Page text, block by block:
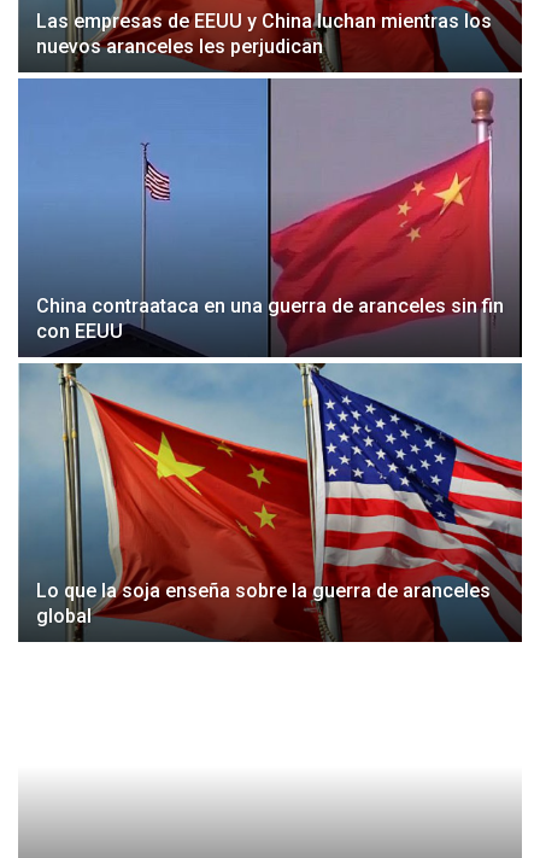
Las empresas de EEUU y China luchan mientras los
nuevos aranceles les perjudican
China contraataca en una guerra de aranceles sin fin
con EEUU
Lo que la soja enseña sobre la guerra de aranceles
global